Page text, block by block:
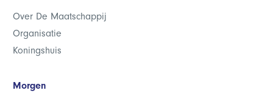
Over De Maatschappij
Organisatie
Koningshuis
Morgen